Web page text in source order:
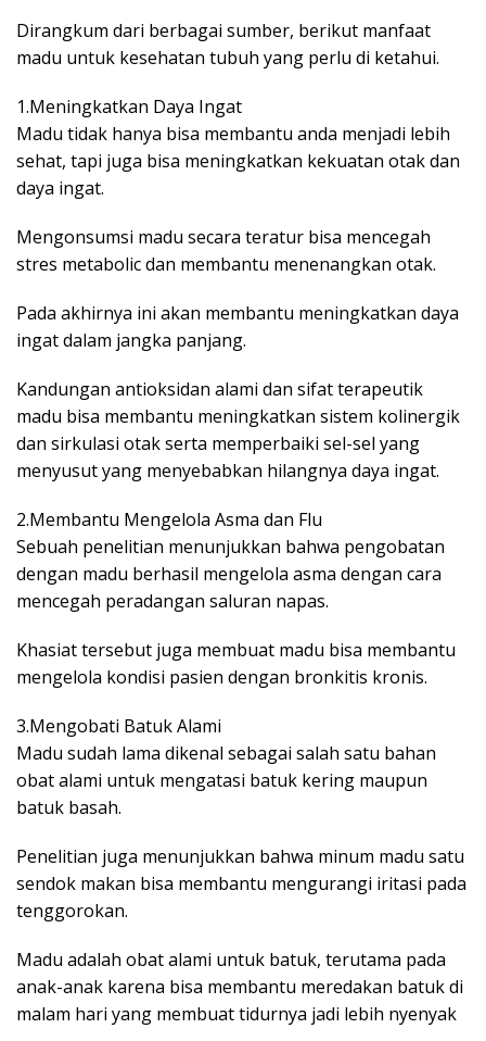
Dirangkum dari berbagai sumber, berikut manfaat
madu untuk kesehatan tubuh yang perlu di ketahui.
1.Meningkatkan Daya Ingat
Madu tidak hanya bisa membantu anda menjadi lebih
sehat, tapi juga bisa meningkatkan kekuatan otak dan
daya ingat.
Mengonsumsi madu secara teratur bisa mencegah
stres metabolic dan membantu menenangkan otak.
Pada akhirnya ini akan membantu meningkatkan daya
ingat dalam jangka panjang.
Kandungan antioksidan alami dan sifat terapeutik
madu bisa membantu meningkatkan sistem kolinergik
dan sirkulasi otak serta memperbaiki sel-sel yang
menyusut yang menyebabkan hilangnya daya ingat.
2.Membantu Mengelola Asma dan Flu
Sebuah penelitian menunjukkan bahwa pengobatan
dengan madu berhasil mengelola asma dengan cara
mencegah peradangan saluran napas.
Khasiat tersebut juga membuat madu bisa membantu
mengelola kondisi pasien dengan bronkitis kronis.
3.Mengobati Batuk Alami
Madu sudah lama dikenal sebagai salah satu bahan
obat alami untuk mengatasi batuk kering maupun
batuk basah.
Penelitian juga menunjukkan bahwa minum madu satu
sendok makan bisa membantu mengurangi iritasi pada
tenggorokan.
Madu adalah obat alami untuk batuk, terutama pada
anak-anak karena bisa membantu meredakan batuk di
malam hari yang membuat tidurnya jadi lebih nyenyak